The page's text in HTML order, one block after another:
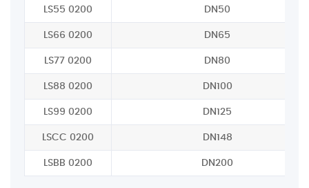
LS55 0200 DN50
LS66 0200 DN65
LS77 0200 DN80
LS88 0200 DN100
LS99 0200 DN125
LSCC 0200 DN148
LSBB 0200 DN200